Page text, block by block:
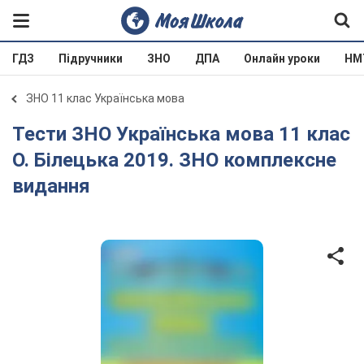
ГДЗ Підручники ЗНО ДПА Онлайн уроки
ЗНО 11 клас Українська мова
Тести ЗНО Українська мова 11 клас
О. Білецька 2019. ЗНО комплексне
видання